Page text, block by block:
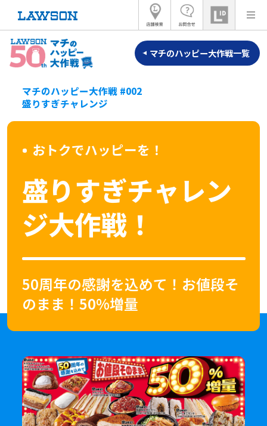
マチのハッピー大作戦一覧
マチのハッピー大作戦 #002
盛りすぎチャレンジ
おトクでハッピーを！
盛りすぎチャレン
ジ大作戦！
50周年の感謝を込めて！お値段そ
のまま！50%増量